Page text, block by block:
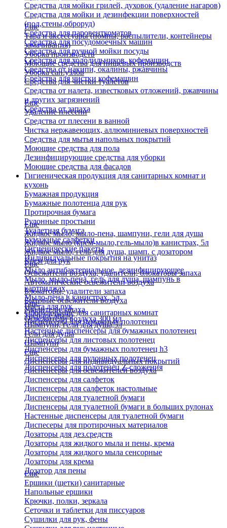
Средства для мойки грилей, духовок (удаление нагаров)
Средства для мойки и дезинфекции поверхностей
(пол,стены,оброруд)
Средства для паровенткоматов
Средства для посудомоечных машин
Средства для ручной мойки посуды
Средства для холодильников, кофемашин
Средства от накипи, окалины, ржавчины
Средства для чистки кофемашин
Еще
Тара и аксессуары (помпы, распылители, контейнеры
замачивания)
Уборка производств
Моющие средства для пищевых производств
Уборка сан.узлов
Средства для чистки туалетов
Средства от налета, известковых отложений, ржавчины
и других загрязнений
Средства от запаха
Еще
Удаление плесени
Средства от плесени в ванной
Чистка нержавеющих, аллюминиевых поверхностей
Средства для мытья напольных покрытий
Моющие средства для пола
Дезинфицирующие средства для уборки
Моющие средства для фасадов
Гигиеническая продукция для санитарных комнат и
кухонь
Бумажная продукция
Бумажные полотенца для рук
Протирочная бумага
Рулонные простыни
Туалетная бумага
Бумажные салфетки
Гигиенические пакеты
Индивидуальные покрытия на унитаз
Еще
Жидкое мыло, мыло-пена, шампуни, гели для душа
Жидкое мыло (крем-мыло,гель-мыло)в канистрах, 5л
Жидкое мыло, гель для душа, шамп. с дозатором
Крем для рук
Мыло антибактериальное, дезинфицирующее
Мыло, мыло-пена, гель для душа, шампунь в
картриджах
Мыло-пена в канистрах, 5л
Паста для рук
Твердое мыло
Шампуни, гели для душа,5л
Гели для душа
Шампуни
Еще
Освежители воздуха, удалители, блокаторы запаха
Автоматические освежители воздуха
Блокаторы, удалители запаха
Бытовые освежители воздуха
Удалители запаха
Освежители воздуха 300 мл
Еще
Оборудование для санитарных комнат
Диспенсеры для бумажных полотенец
Настенные диспенсеры для бумажных полотенец
Диспенсеры для листовых полотенец
Диспенсеры для бумажных полотенец h3
Диспенсеры для рулонных полотенец
Диспенсеры для полотенец Z-сложения
Еще
Диспенсеры для индивидуальных покрытий
Диспенсеры для освежителей воздуха
Диспенсеры для салфеток
Диспенсеры для салфеток настольные
Диспенсеры для туалетной бумаги
Диспенсеры для туалетной бумаги в больших рулонах
Настенные диспенсеры для туалетной бумаги
Диспесеры для протирочных материалов
Дозаторы для дез.средств
Дозаторы для жидкого мыла и пены, крема
Дозаторы для жидкого мыла сенсорные
Дозаторы для крема
Дозатор для пены
Еще
Ершики (щетки) санитарные
Напольные ершики
Крючки, полки, зеркала
Сеточки и таблетки для писсуаров
Сушилки для рук, фены